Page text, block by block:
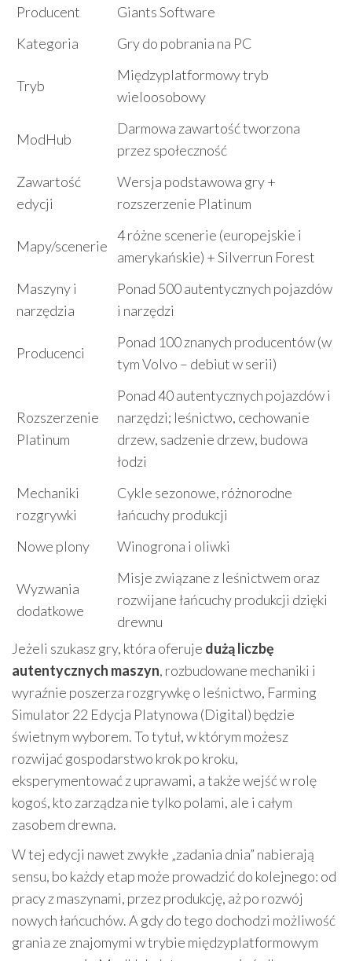
Producent
Giants Software
Kategoria
Gry do pobrania na PC
Tryb
Międzyplatformowy tryb
wieloosobowy
ModHub
Darmowa zawartość tworzona
przez społeczność
Zawartość
edycji
Wersja podstawowa gry +
rozszerzenie Platinum
Mapy/scenerie
4 różne scenerie (europejskie i
amerykańskie) + Silverrun Forest
Maszyny i
narzędzia
Ponad 500 autentycznych pojazdów
i narzędzi
Producenci
Ponad 100 znanych producentów (w
tym Volvo – debiut w serii)
Rozszerzenie
Platinum
Ponad 40 autentycznych pojazdów i
narzędzi; leśnictwo, cechowanie
drzew, sadzenie drzew, budowa
łodzi
Mechaniki
rozgrywki
Cykle sezonowe, różnorodne
łańcuchy produkcji
Nowe plony
Winogrona i oliwki
Wyzwania
dodatkowe
Misje związane z leśnictwem oraz
rozwijane łańcuchy produkcji dzięki
drewnu
Jeżeli szukasz gry, która oferuje dużą liczbę
autentycznych maszyn, rozbudowane mechaniki i
wyraźnie poszerza rozgrywkę o leśnictwo, Farming
Simulator 22 Edycja Platynowa (Digital) będzie
świetnym wyborem. To tytuł, w którym możesz
rozwijać gospodarstwo krok po kroku,
eksperymentować z uprawami, a także wejść w rolę
kogoś, kto zarządza nie tylko polami, ale i całym
zasobem drewna.
W tej edycji nawet zwykłe „zadania dnia” nabierają
sensu, bo każdy etap może prowadzić do kolejnego: od
pracy z maszynami, przez produkcję, aż po rozwój
nowych łańcuchów. A gdy do tego dochodzi możliwość
grania ze znajomymi w trybie międzyplatformowym